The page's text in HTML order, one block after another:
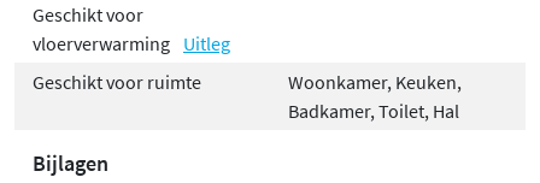
Geschikt voor
vloerverwarming Uitleg
Geschikt voor ruimte
Woonkamer, Keuken,
Badkamer, Toilet, Hal
Bijlagen